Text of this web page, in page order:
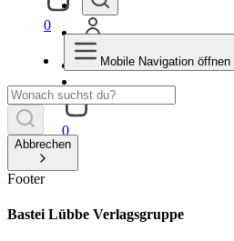
0
0
Mobile Navigation öffnen
Abbrechen
Footer
Bastei Lübbe Verlagsgruppe